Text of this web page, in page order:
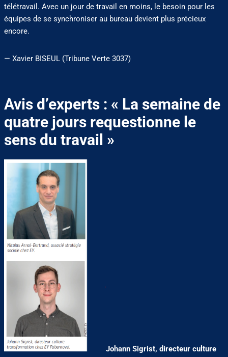
télétravail. Avec un jour de travail en moins, le besoin pour les
équipes de se synchroniser au bureau devient plus précieux
encore.
— Xavier BISEUL (Tribune Verte 3037)
Avis d’experts : « La semaine de
quatre jours requestionne le
sens du travail »
Johann Sigrist, directeur culture